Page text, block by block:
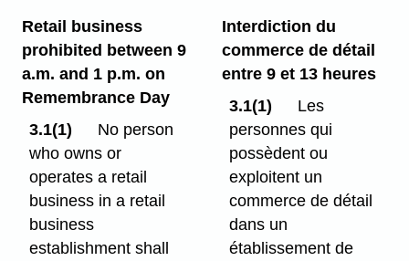
Retail business
prohibited between 9
a.m. and 1 p.m. on
Remembrance Day
3.1(1)
No person
who owns or
operates a retail
business in a retail
business
establishment shall
Interdiction du
commerce de détail
entre 9 et 13 heures
3.1(1)
Les
personnes qui
possèdent ou
exploitent un
commerce de détail
dans un
établissement de